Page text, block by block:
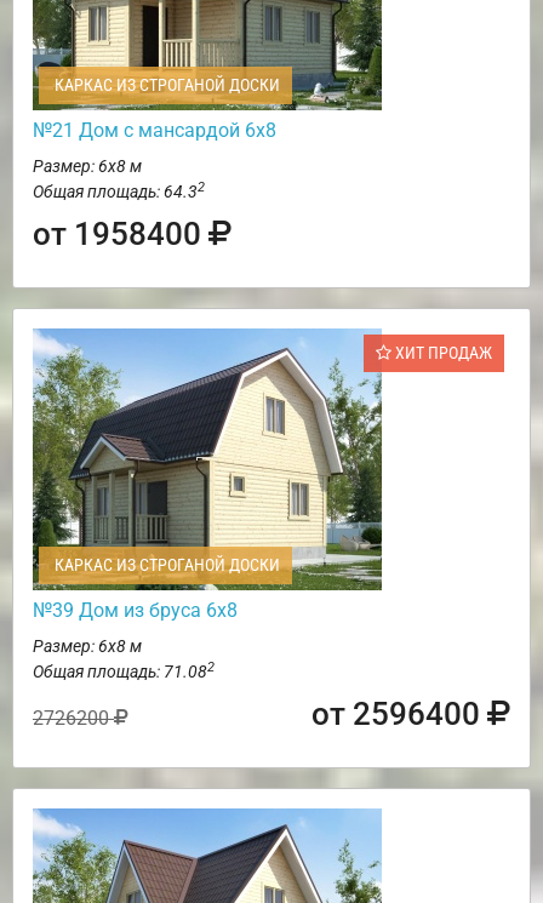
КАРКАС ИЗ СТРОГАНОЙ ДОСКИ
№21 Дом с мансардой 6х8
Размер: 6х8 м
Общая площадь: 64.32
от 1958400
ХИТ ПРОДАЖ
КАРКАС ИЗ СТРОГАНОЙ ДОСКИ
№39 Дом из бруса 6х8
Размер: 6х8 м
Общая площадь: 71.082
2726200 от 2596400